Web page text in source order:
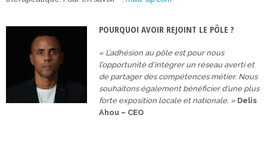
POURQUOI AVOIR REJOINT LE PÔLE ?
« L’adhésion au pôle est pour nous
l’opportunité d’intégrer un réseau averti et
de partager des compétences métier. Nous
souhaitons également bénéficier d’une plus
forte exposition locale et nationale. » Delis
Ahou – CEO